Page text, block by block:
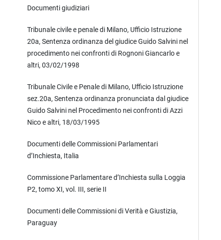
Documenti giudiziari
Tribunale civile e penale di Milano, Ufficio Istruzione
20a, Sentenza ordinanza del giudice Guido Salvini nel
procedimento nei confronti di Rognoni Giancarlo e
altri, 03/02/1998
Tribunale Civile e Penale di Milano, Ufficio Istruzione
sez.20a, Sentenza ordinanza pronunciata dal giudice
Guido Salvini nel Procedimento nei confronti di Azzi
Nico e altri, 18/03/1995
Documenti delle Commissioni Parlamentari
d’Inchiesta, Italia
Commissione Parlamentare d’Inchiesta sulla Loggia
P2, tomo XI, vol. III, serie II
Documenti delle Commissioni di Verità e Giustizia,
Paraguay